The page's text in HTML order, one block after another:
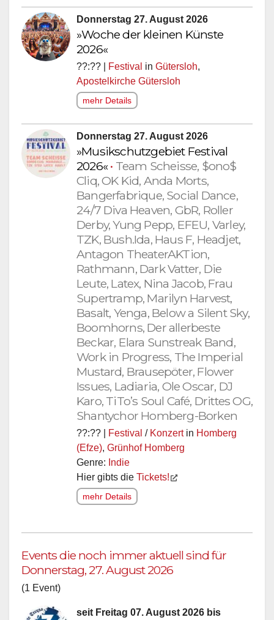
Donnerstag 27. August 2026
»Woche der kleinen Künste
2026«
??:?? | Festival in Gütersloh,
Apostelkirche Gütersloh
mehr Details
Donnerstag 27. August 2026
»Musikschutzgebiet Festival
2026«• Team Scheisse, $ono$
Cliq, OK Kid, Anda Morts,
Bangerfabrique, Social Dance,
24/7 Diva Heaven, GbR, Roller
Derby, Yung Pepp, EFEU, Varley,
TZK, Bush.Ida, Haus F, Headjet,
Antagon TheaterAKTion,
Rathmann, Dark Vatter, Die
Leute, Latex, Nina Jacob, Frau
Supertramp, Marilyn Harvest,
Basalt, Yenga, Below a Silent Sky,
Boomhorns, Der allerbeste
Beckar, Elara Sunstreak Band,
Work in Progress, The Imperial
Mustard, Brausepöter, Flower
Issues, Ladiaria, Ole Oscar, DJ
Karo, TiTo’s Soul Café, Drittes OG,
Shantychor Homberg-Borken
??:?? | Festival / Konzertin Homberg
(Efze), Grünhof Homberg
Genre: Indie
Hier gibts die Tickets!
mehr Details
Events die noch immer aktuell sind für
Donnerstag, 27. August 2026
(1 Event)
seit Freitag 07. August 2026 bis